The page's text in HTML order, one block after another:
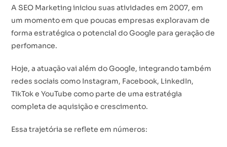
A SEO Marketing iniciou suas atividades em 2007, em
um momento em que poucas empresas exploravam de
forma estratégica o potencial do Google para geração de
perfomance.
Hoje, a atuação vai além do Google, integrando também
redes sociais como Instagram, Facebook, LinkedIn,
TikTok e YouTube como parte de uma estratégia
completa de aquisição e crescimento.
Essa trajetória se reflete em números: